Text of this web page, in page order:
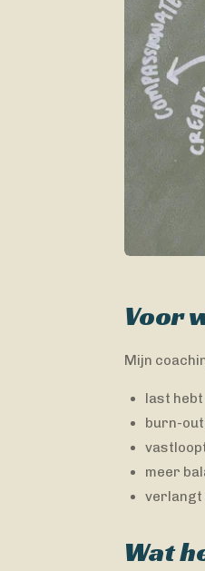
Voor
Mijn
last
burn-
meer
verlangt
Wat